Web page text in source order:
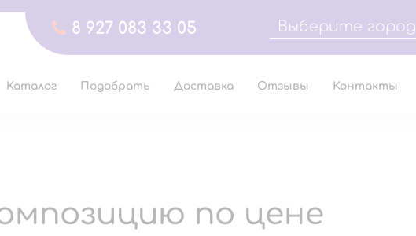
8 927 083 33 05 Выберите город
Каталог Подобрать Доставка Отзывы Контакты
по цене